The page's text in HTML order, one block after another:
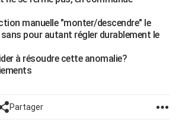
manuelle "monter/descendre" le
pour autant régler durablement le
à résoudre cette anomalie?
Partager